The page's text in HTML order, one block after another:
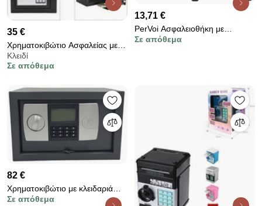
35 €
Χρηματοκιβώτιο Ασφαλείας με
Ηλεκτρονική κλειδαριά &amp;
Κλειδί
Κλειδί
Σε απόθεμα
13,71 €
PerVoi Ασφαλειοθήκη με
ψηφιακό βολτόμετρο CTC-387 -
Σε απόθεμα
82 €
Χρηματοκιβώτιο με κλειδαριά
ασφαλείας &amp; 2 κλειδιά T-20
Σε απόθεμα